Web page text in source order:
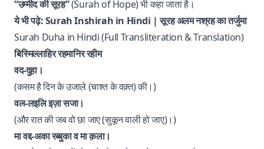
“उम्मीद की सूरह”(Surah of Hope) भी कहा जाता है।
ये भी पढ़े:Surah Inshirah in Hindi | सूरह अलम नश्रह का तर्जुमा
Surah Duha in Hindi (Full Transliteration & Translation)
बिस्मिल्लाहिर रहमानिर रहीम
वद-दुहा।
(कसम है दिन के उजाले (चाश्त के वक़्त) की।)
वल-लइलि इज़ा सजा।
(और रात की जब वो छा जाए (सुकून वाली हो जाए)।)
मा वद्द-अका रब्बुका व मा क़ला।